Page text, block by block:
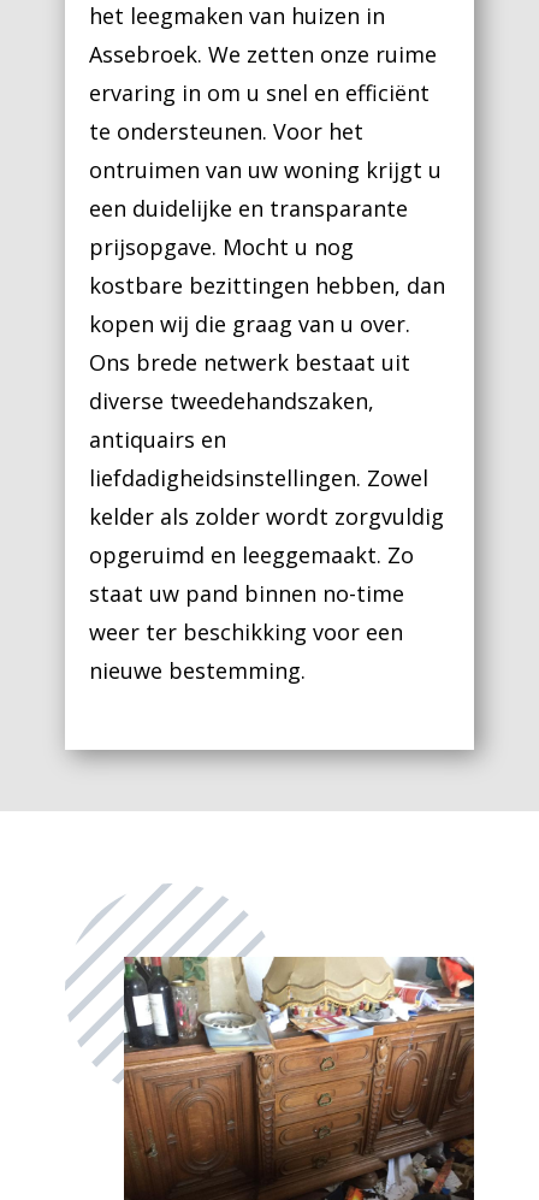
het leegmaken van huizen in
Assebroek. We zetten onze ruime
ervaring in om u snel en efficiënt
te ondersteunen. Voor het
ontruimen van uw woning krijgt u
een duidelijke en transparante
prijsopgave. Mocht u nog
kostbare bezittingen hebben, dan
kopen wij die graag van u over.
Ons brede netwerk bestaat uit
diverse tweedehandszaken,
antiquairs en
liefdadigheidsinstellingen. Zowel
kelder als zolder wordt zorgvuldig
opgeruimd en leeggemaakt. Zo
staat uw pand binnen no-time
weer ter beschikking voor een
nieuwe bestemming.